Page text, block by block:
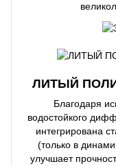
ЛИТЫЙ
Благодаря
водостойкого
интегрирована
(только в
улучшает